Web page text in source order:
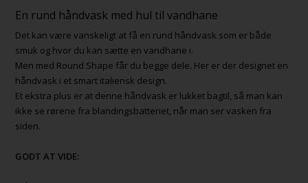
En rund håndvask med hul til vandhane
Det kan være vanskeligt at få en rund håndvask som er både
smuk og hvor du kan sætte en vandhane i.
Men med Round Shape får du begge dele. Her er der designet en
håndvask i et smart italiensk design.
Et ekstra plus er at denne håndvask er lukket bagtil, så man kan
ikke se rørene fra blandingsbatteriet, når man ser vasken fra
siden.
GODT AT VIDE: